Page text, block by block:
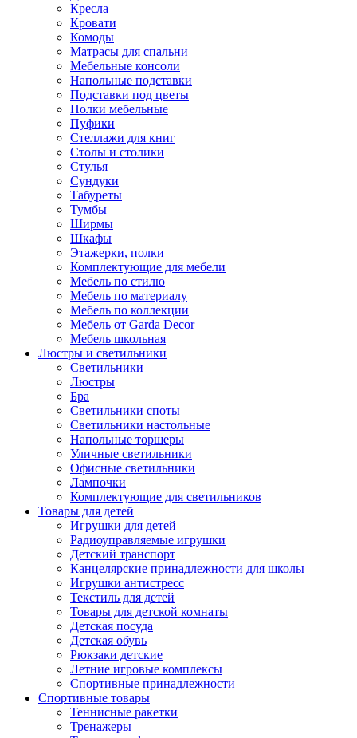
Кресла
Кровати
Комоды
Матрасы для спальни
Мебельные консоли
Напольные подставки
Подставки под цветы
Полки мебельные
Пуфики
Стеллажи для книг
Столы и столики
Стулья
Сундуки
Табуреты
Тумбы
Ширмы
Шкафы
Этажерки, полки
Комплектующие для мебели
Мебель по стилю
Мебель по материалу
Мебель по коллекции
Мебель от Garda Decor
Мебель школьная
Люстры и светильники
Светильники
Люстры
Бра
Светильники споты
Светильники настольные
Напольные торшеры
Уличные светильники
Офисные светильники
Лампочки
Комплектующие для светильников
Товары для детей
Игрушки для детей
Радиоуправляемые игрушки
Детский транспорт
Канцелярские принадлежности для школы
Игрушки антистресс
Текстиль для детей
Товары для детской комнаты
Детская посуда
Детская обувь
Рюкзаки детские
Летние игровые комплексы
Спортивные принадлежности
Спортивные товары
Теннисные ракетки
Тренажеры